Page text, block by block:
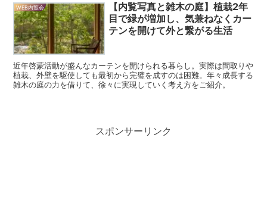
WEB内覧会
【内覧写真と雑木の庭】植栽2年
目で緑が増加し、気兼ねなくカー
テンを開けて外と繋がる生活
近年啓蒙活動が盛んなカーテンを開けられる暮らし。実際は間取りや
植栽、外壁を駆使しても最初から完璧を成すのは困難。年々成長する
雑木の庭の力を借りて、徐々に実現していく考え方をご紹介。
スポンサーリンク